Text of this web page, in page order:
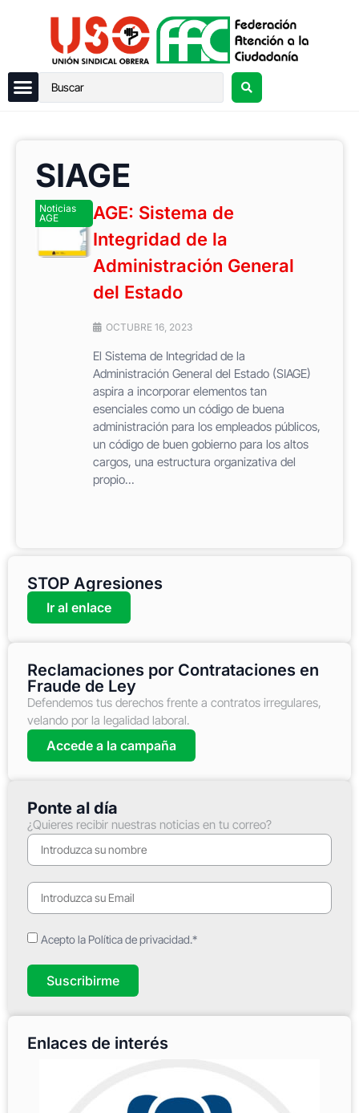
SIAGE
Noticias
AGE
AGE: Sistema de
Integridad de la
Administración General
del Estado
OCTUBRE 16, 2023
El Sistema de Integridad de la
Administración General del Estado (SIAGE)
aspira a incorporar elementos tan
esenciales como un código de buena
administración para los empleados públicos,
un código de buen gobierno para los altos
cargos, una estructura organizativa del
propio...
STOP Agresiones
Ir al enlace
Reclamaciones por Contrataciones en
Fraude de Ley
Defendemos tus derechos frente a contratos irregulares,
velando por la legalidad laboral.
Accede a la campaña
Ponte al día
¿Quieres recibir nuestras noticias en tu correo?
Acepto la Política de privacidad.*
Suscribirme
Enlaces de interés